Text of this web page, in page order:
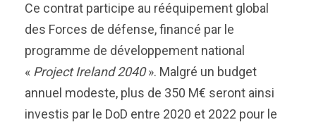
Ce contrat participe au rééquipement global
des Forces de défense, financé par le
programme de développement national
« Project Ireland 2040». Malgré un budget
annuel modeste, plus de 350 M€ seront ainsi
investis par le DoD entre 2020 et 2022 pour le